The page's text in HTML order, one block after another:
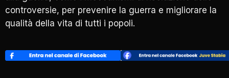
controversie, per prevenire la guerra e migliorare la
qualità della vita di tutti i popoli.